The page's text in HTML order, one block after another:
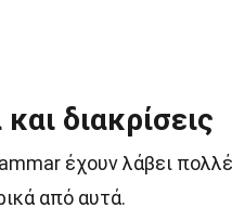
διακρίσεις
έχουν λάβει
από αυτά.